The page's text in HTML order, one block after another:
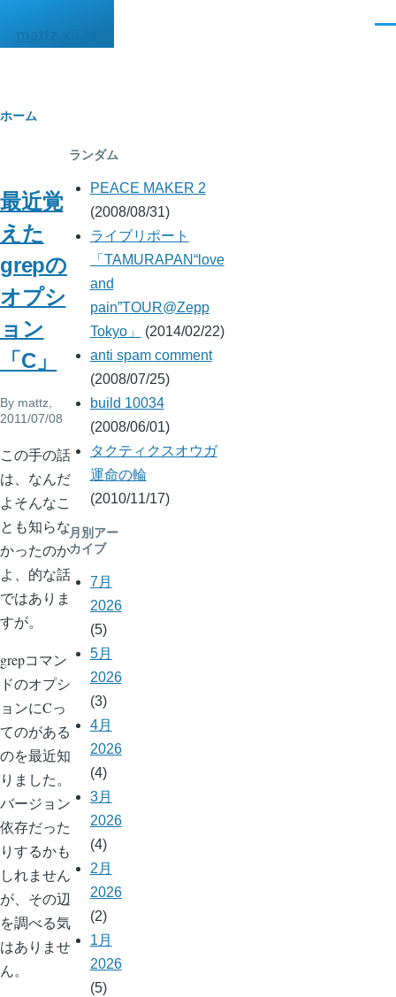
mattz.xii.jp
パ
ず
ホーム
最近覚
えた
grepの
オプシ
ョン
「C」
By mattz
2011/07/08
この手の話
は、なんだ
よそんなこ
とも知らな
かったのか
よ、的な話
ではありま
すが。
grepコマン
ドのオプシ
ョンにCっ
てのがある
のを最近知
りました。
バージョン
依存だった
りするかも
しれません
が、その辺
を調べる気
はありませ
ん。
ランダム
PEACE MAKER 2
(2008/08/31)
ライブリポート
「TAMURAPAN“love
and
pain”TOUR@Zepp
Tokyo」
(2014/02/22)
anti spam comment
(2008/07/25)
build 10034
(2008/06/01)
タクティクスオウガ
運命の輪
(2010/11/17)
月別アー
カイブ
7月
2026
(5)
5月
2026
(3)
4月
2026
(4)
3月
2026
(4)
2月
2026
(2)
1月
2026
(5)